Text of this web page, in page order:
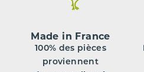
Made in France
100% des pièces
proviennent